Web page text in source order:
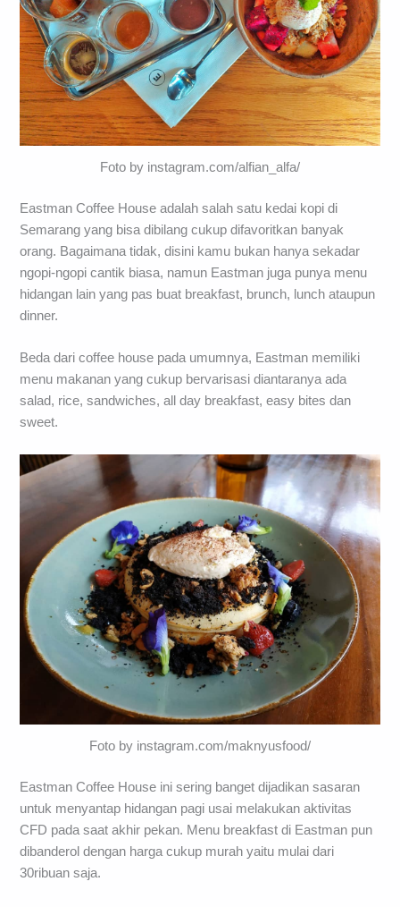
Foto by instagram.com/alfian_alfa/
Eastman Coffee House adalah salah satu kedai kopi di
Semarang yang bisa dibilang cukup difavoritkan banyak
orang. Bagaimana tidak, disini kamu bukan hanya sekadar
ngopi-ngopi cantik biasa, namun Eastman juga punya menu
hidangan lain yang pas buat breakfast, brunch, lunch ataupun
dinner.
Beda dari coffee house pada umumnya, Eastman memiliki
menu makanan yang cukup bervarisasi diantaranya ada
salad, rice, sandwiches, all day breakfast, easy bites dan
sweet.
Foto by instagram.com/maknyusfood/
Eastman Coffee House ini sering banget dijadikan sasaran
untuk menyantap hidangan pagi usai melakukan aktivitas
CFD pada saat akhir pekan. Menu breakfast di Eastman pun
dibanderol dengan harga cukup murah yaitu mulai dari
30ribuan saja.